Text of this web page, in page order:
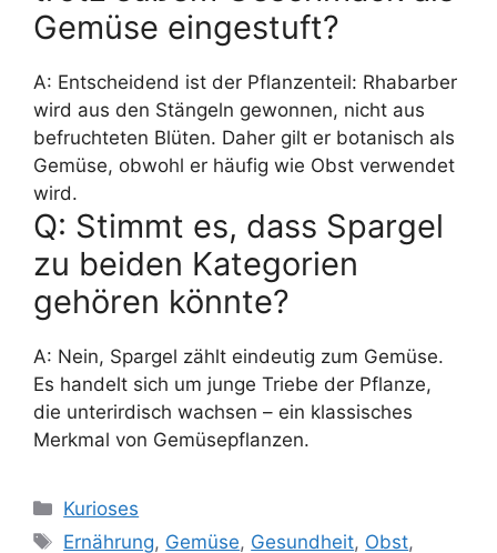
Gemüse eingestuft?
A: Entscheidend ist der Pflanzenteil: Rhabarber
wird aus den Stängeln gewonnen, nicht aus
befruchteten Blüten. Daher gilt er botanisch als
Gemüse, obwohl er häufig wie Obst verwendet
wird.
Q: Stimmt es, dass Spargel
zu beiden Kategorien
gehören könnte?
A: Nein, Spargel zählt eindeutig zum Gemüse.
Es handelt sich um junge Triebe der Pflanze,
die unterirdisch wachsen – ein klassisches
Merkmal von Gemüsepflanzen.
Kategorien
Kurioses
Schlagwörter
Ernährung, Gemüse, Gesundheit, Obst,